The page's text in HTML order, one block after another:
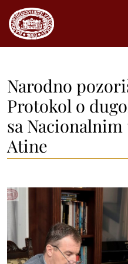
Narodno
Protokol o
sa
Atine